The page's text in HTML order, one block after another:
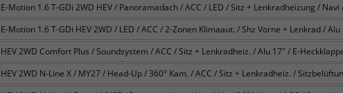
E-Motion 1.6 T-GDi 2WD HEV / Panoramadach / ACC / LED / Sitz + Lenkradheizung /
E-Motion 1.6 T-GDi HEV 2WD / LED / ACC / 2-Zonen Klimaaut. / Shz Vorne + Lenkrad / Alu
HEV 2WD Comfort Plus / Soundsystem / ACC / Sitz + Lenkradheiz. / Alu 17" / E-
HEV 2WD N-Line X / MY27 / Head-Up / 360° Kam. / ACC / Sitz + Lenkradheiz. /